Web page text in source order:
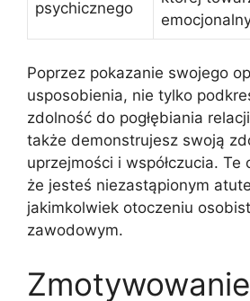
psychicznego
Poprzez pokazanie swojego
usposobienia, nie tylko
zdolność do pogłębiania
także demonstrujesz swoją
uprzejmości i współczucia. Te
że jesteś niezastąpionym
jakimkolwiek otoczeniu
zawodowym.
Zmotywowanie